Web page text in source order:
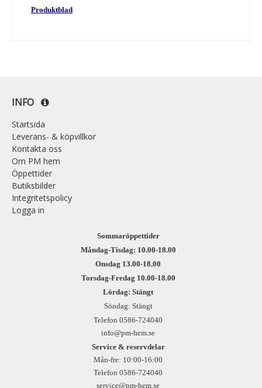
Produktblad
INFO
Startsida
Leverans- & köpvillkor
Kontakta oss
Om PM hem
Öppettider
Butiksbilder
Integritetspolicy
Logga in
Sommaröppettider
Måndag-Tisdag: 10.00-18.00
Onsdag 13.00-18.00
Torsdag-Fredag 10.00-18.00
Lördag: Stängt
Söndag: Stängt
Telefon 0586-724040
info@pm-hem.se
Service & reservdelar
Mån-fre: 10:00-16:00
Telefon 0586-724040
service@pm-hem.se